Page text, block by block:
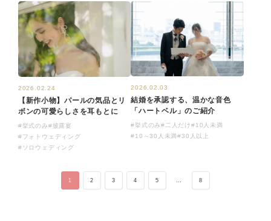
2026.02.24
【新作小物】パールの気品とリ
ボンの可愛らしさを耳もとに
#挙式のみ#披露宴
#フォトウェディング
#ソロウェディング
2026.02.03
結婚を承認する、温かな音色
「ハートベル」のご紹介
#挙式のみ#二人だけ#10人未満
#10～30人未満#30人以上
1 2 3 4 5 8